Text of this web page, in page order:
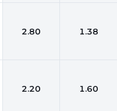
2.80 1.38
2.20 1.60